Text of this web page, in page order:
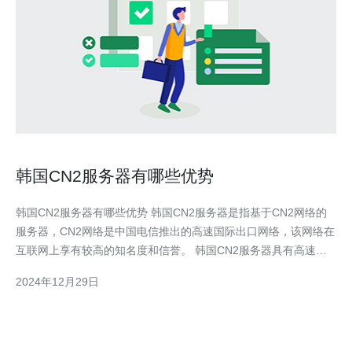
韩国CN2服务器有哪些优势
韩国CN2服务器有哪些优势 韩国CN2服务器是指基于CN2网络的
服务器，CN2网络是中国电信推出的高速国际出口网络，该网络在
互联网上享有较高的知名度和信誉。 韩国CN2服务器具有高速稳
质量。这对于访问速度敏感的应用和网站来说非常重要。 韩国
2024年12月29日